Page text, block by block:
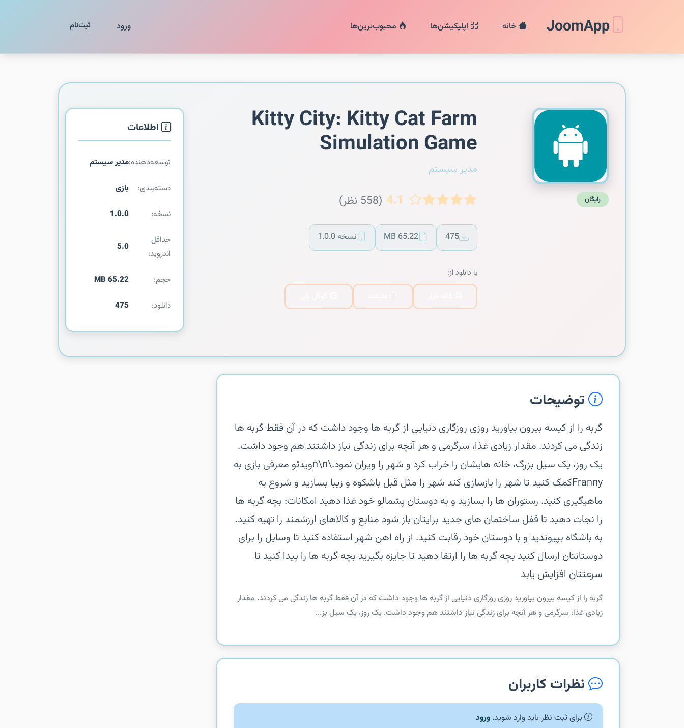
JoomApp خانه اپلیکیشن‌ها محبوب‌ترین‌ها ورود ثبت‌نام
رایگان
Kitty City: Kitty Cat Farm
Simulation Game
مدیر سیستم
4.1 (558 نظر)
475
65.22 MB نسخه 1.0.0
یا دانلود از:
اطلاعات
توسعه‌دهنده:مدیر سیستم
دسته‌بندی: بازی
نسخه: 1.0.0
حداقل
اندروید:
5.0
حجم: 65.22 MB
دانلود: 475
توضیحات
‏‏گربه را از کیسه بیرون بیاورید‏ روزی روزگاری دنیایی از گربه ها وجود داشت که در آن فقط گربه ها
زندگی می کردند. مقدار زیادی غذا، سرگرمی و هر آنچه برای زندگی نیاز داشتند هم وجود داشت.‏
یک روز، یک سیل بزرگ، خانه هایشان را خراب کرد و شهر را ویران نمود.\n\nویدئو معرفی بازی‏ به
Frannyکمک کنید تا شهر را بازسازی کند شهر را مثل قبل باشکوه و زیبا بسازید و شروع به
ماهیگیری کنید. رستوران ها را بسازید و به دوستان پشمالو خود غذا دهید‏ امکانات:‏ بچه گربه ها
را نجات دهید تا قفل ساختمان های جدید برایتان باز شود‏ منابع و کالاهای ارزشمند را تهیه کنید.‏
به باشگاه بپیوندید و با دوستان خود رقابت کنید.‏ از راه اهن شهر استفاده کنید تا وسایل را برای
دوستانتان ارسال کنید‏ بچه گربه ها را ارتقا دهید تا جایزه بگیرید‏ بچه گربه ها را پیدا کنید تا
سرعتتان افزایش یابد
‏‏گربه را از کیسه بیرون بیاورید‏ روزی روزگاری دنیایی از گربه ها وجود داشت که در آن فقط گربه ها زندگی می کردند. مقدار
زیادی غذا، سرگرمی و هر آنچه برای زندگی نیاز داشتند هم وجود داشت.‏ یک روز، یک سیل بز...
نظرات کاربران
برای ثبت نظر باید وارد شوید. ورود